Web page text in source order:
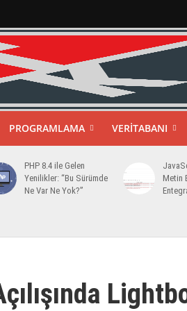
PROGRAMLAMA VERITABANI
PHP 8.4 ile Gelen
Yenilikler: “Bu Sürümde
Ne Var Ne Yok?”
Metin